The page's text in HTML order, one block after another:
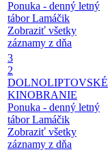
Ponuka - denný letný
tábor Lamáčik
Zobraziť všetky
záznamy z dňa
3
2
DOLNOLIPTOVSKÉ
KINOBRANIE
Ponuka - denný letný
tábor Lamáčik
Zobraziť všetky
záznamy z dňa